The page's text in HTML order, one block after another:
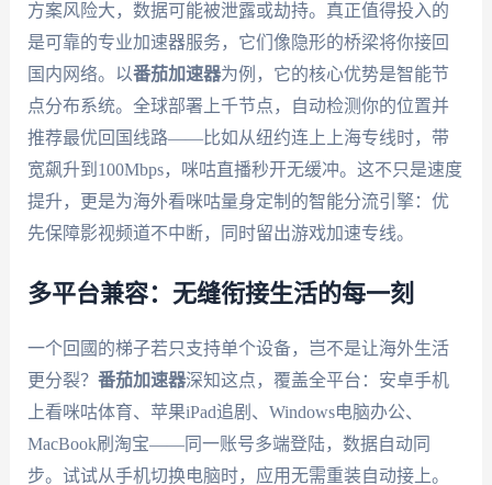
方案风险大，数据可能被泄露或劫持。真正值得投入的
是可靠的专业加速器服务，它们像隐形的桥梁将你接回
国内网络。以番茄加速器为例，它的核心优势是智能节
点分布系统。全球部署上千节点，自动检测你的位置并
推荐最优回国线路——比如从纽约连上上海专线时，带
宽飙升到100Mbps，咪咕直播秒开无缓冲。这不只是速度
提升，更是为海外看咪咕量身定制的智能分流引擎：优
先保障影视频道不中断，同时留出游戏加速专线。
多平台兼容：无缝衔接生活的每一刻
一个回國的梯子若只支持单个设备，岂不是让海外生活
更分裂？ 番茄加速器深知这点，覆盖全平台：安卓手机
上看咪咕体育、苹果iPad追剧、Windows电脑办公、
MacBook刷淘宝——同一账号多端登陆，数据自动同
步。试试从手机切换电脑时，应用无需重装自动接上。